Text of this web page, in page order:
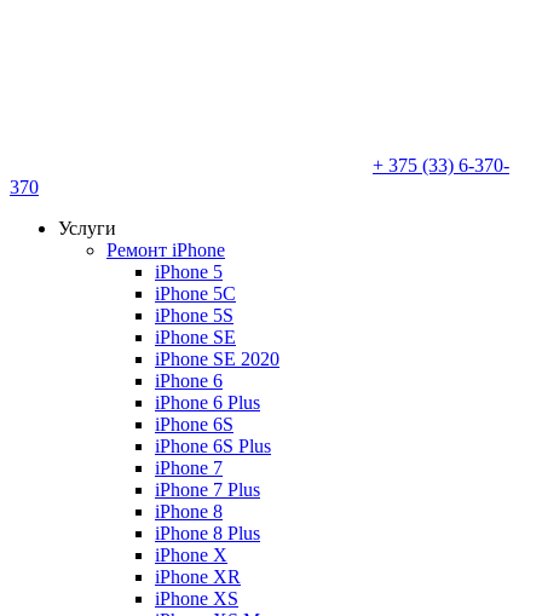
+ 375 (33) 6-370-
370
Услуги
Ремонт iPhone
iPhone 5
iPhone 5C
iPhone 5S
iPhone SE
iPhone SE 2020
iPhone 6
iPhone 6 Plus
iPhone 6S
iPhone 6S Plus
iPhone 7
iPhone 7 Plus
iPhone 8
iPhone 8 Plus
iPhone X
iPhone XR
iPhone XS